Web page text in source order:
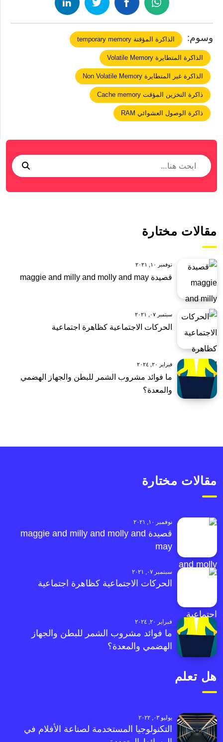
وسوم: الذاكرة المؤقتة temporary memory
الذاكرة المتطايرة Volatile Memory
الذاكرة غير المتطايرة Non Volatile Memory
ذاكرة التخزين المؤقت Cache memory
ذاكرة الوصول العشوائي RAM
مقالات مختارة
نوفمبر ١٠, ٢٠٢١
قصيدة maggie and milly and molly and may
سبتمبر ٠٧, ٢٠٢١
الحركات الاجتماعية كظاهرة اجتماعية
فبراير ٢٠, ٢٠٢٤
ما فوائد مشروب الشمر للبطن والجهاز الهضمي
والمعدة؟
مقالات مختارة
نوفمبر ١٠, ٢٠٢١
قصيدة maggie and milly and molly and
may
سبتمبر ٠٧, ٢٠٢١
الحركات الاجتماعية كظاهرة اجتماعية
فبراير ٢٠, ٢٠٢٤
ما فوائد مشروب الشمر للبطن والجهاز
الهضمي والمعدة؟
هل تعلم
يوليو ٠٣, ٢٠٢٢
التكنولوجيا المستخدمة لصناعة الأفلام في